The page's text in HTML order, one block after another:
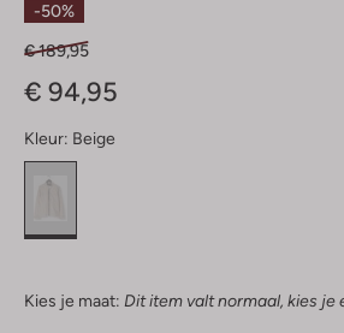
-50%
€ 189,95
€ 94,95
Kleur: Beige
Kies je maat: Dit item valt normaal, kies je